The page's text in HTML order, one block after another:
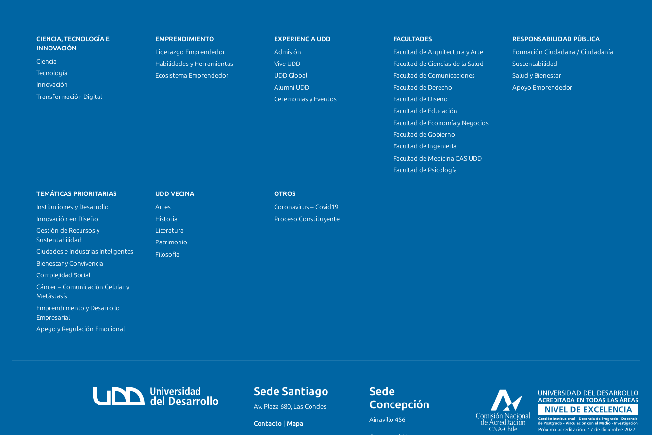
CIENCIA, TECNOLOGÍA E
INNOVACIÓN
Ciencia
Tecnología
Innovación
Transformación Digital
EMPRENDIMIENTO
Liderazgo Emprendedor
Habilidades y Herramientas
Ecosistema Emprendedor
EXPERIENCIA UDD
Admisión
Vive UDD
UDD Global
Alumni UDD
Ceremonias y Eventos
FACULTADES
Facultad de Arquitectura y Arte
Facultad de Ciencias de la Salud
Facultad de Comunicaciones
Facultad de Derecho
Facultad de Diseño
Facultad de Educación
Facultad de Economía y Negocios
Facultad de Gobierno
Facultad de Ingeniería
Facultad de Medicina CAS UDD
Facultad de Psicología
RESPONSABILIDAD PÚBLICA
Formación Ciudadana / Ciudadanía
Sustentabilidad
Salud y Bienestar
Apoyo Emprendedor
TEMÁTICAS PRIORITARIAS
Instituciones y Desarrollo
Innovación en Diseño
Gestión de Recursos y
Sustentabilidad
Ciudades e Industrias Inteligentes
Bienestar y Convivencia
Complejidad Social
Cáncer – Comunicación Celular y
Metástasis
Emprendimiento y Desarrollo
Empresarial
Apego y Regulación Emocional
UDD VECINA
Artes
Historia
Literatura
Patrimonio
Filosofía
OTROS
Coronavirus – Covid19
Proceso Constituyente
Sede Santiago
Av. Plaza 680, Las Condes
Contacto Mapa
Sede
Concepción
Ainavillo 456